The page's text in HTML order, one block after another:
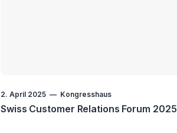
2. April 2025 Kongresshaus
Swiss Customer Relations Forum 2025